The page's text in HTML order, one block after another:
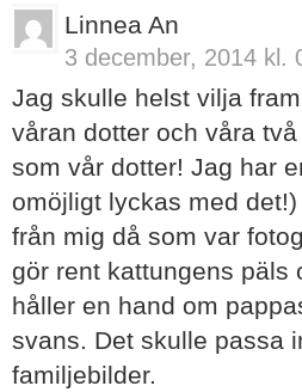
Linnea An
3 december, 2014 kl.
Jag skulle helst vilja
våran dotter och våra
som vår dotter! Jag har
omöjligt lyckas med
från mig då som var
gör rent kattungens päls
håller en hand om
svans. Det skulle passa
familjebilder.